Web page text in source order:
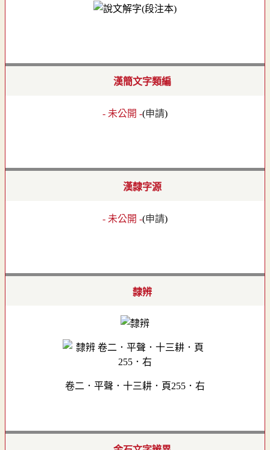
漢簡文字類編
- 未公開 -(申請)
漢隸字源
- 未公開 -(申請)
隸辨
卷二．平聲．十三耕．頁255．右